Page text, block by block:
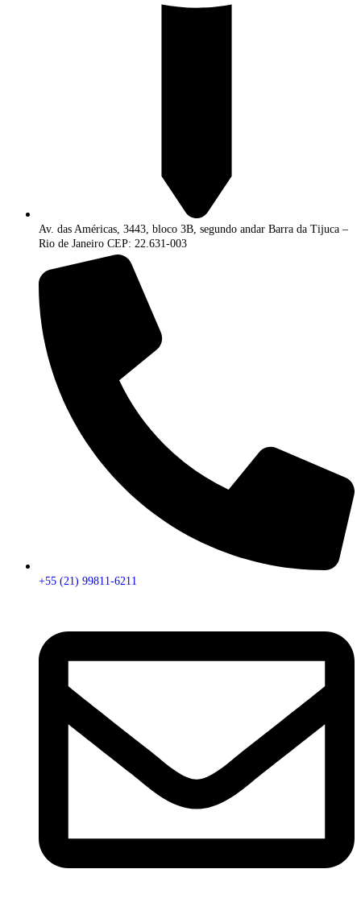
Av. das Américas, 3443, bloco 3B, segundo andar Barra da Tijuca –
Rio de Janeiro CEP: 22.631-003
+55 (21) 99811-6211